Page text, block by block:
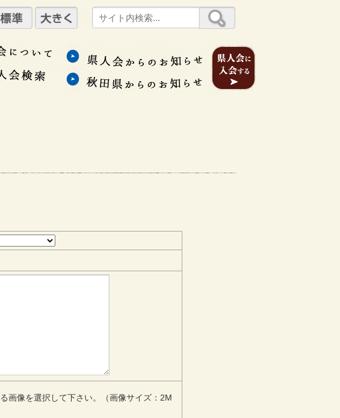
画像を選択して下さい。（画像サイズ：2M